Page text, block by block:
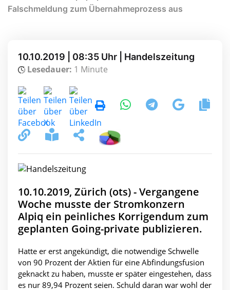
Falschmeldung zum Übernahmeprozess aus
10.10.2019 | 08:35 Uhr | Handelszeitung
Lesedauer: 1 Minute
10.10.2019, Zürich (ots) - Vergangene
Woche musste der Stromkonzern
Alpiq ein peinliches Korrigendum zum
geplanten Going-private publizieren.
Hatte er erst angekündigt, die notwendige Schwelle
von 90 Prozent der Aktien für eine Abfindungsfusion
geknackt zu haben, musste er später eingestehen, dass
es nur 89,94 Prozent seien. Schuld daran war wohl der